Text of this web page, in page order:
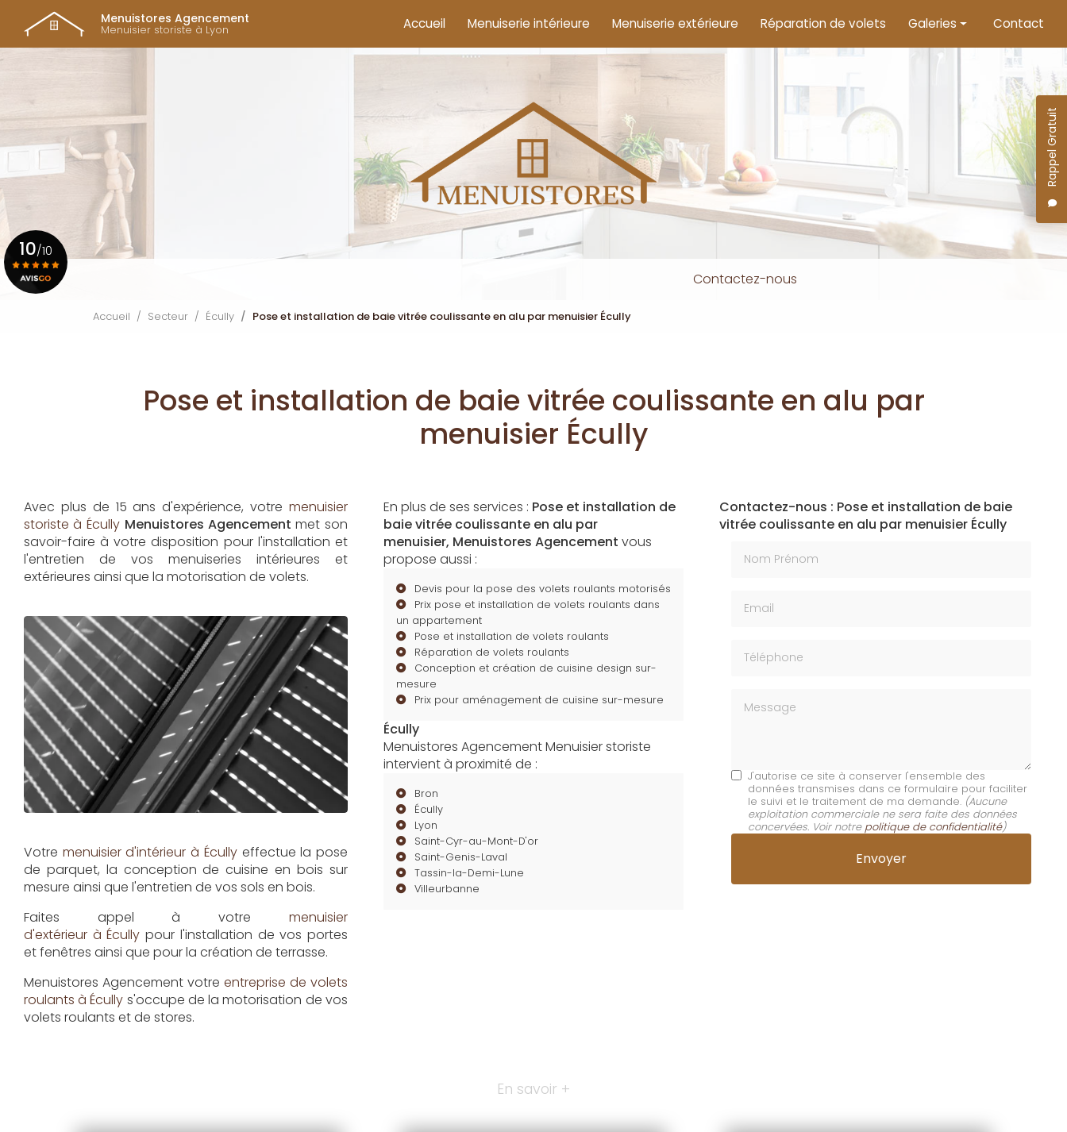
contenu
principal
Menuistores Agencement
Menuisier storiste à Lyon
Rappel Gratuit
Accueil Menuiserie intérieure Menuiserie extérieure Réparation de volets Galeries
Menuiserie extérieure
Motorisation de volets
Contact
Contactez-nous
10/10
Accueil Secteur Écully Pose et installation de baie vitrée coulissante en alu par menuisier Écully
Pose et installation de baie vitrée coulissante en alu par
menuisier Écully
Avec plus de 15 ans d'expérience, votre menuisier
storiste à Écully Menuistores Agencement met son
savoir-faire à votre disposition pour l'installation et
l'entretien de vos menuiseries intérieures et
extérieures ainsi que la motorisation de volets.
Votre menuisier d'intérieur à Écullyeffectue la pose
de parquet, la conception de cuisine en bois sur
mesure ainsi que l'entretien de vos sols en bois.
Faites appel à votre menuisier
d'extérieur à Écully pour l'installation de vos portes
et fenêtres ainsi que pour la création de terrasse.
Menuistores Agencement votre entreprise de volets
roulants à Écully s'occupe de la motorisation de vos
volets roulants et de stores.
En plus de ses services : Pose et installation de
baie vitrée coulissante en alu par
menuisier, Menuistores Agencement vous
propose aussi :
Devis pour la pose des volets roulants motorisés
Prix pose et installation de volets roulants dans
un appartement
Pose et installation de volets roulants
Réparation de volets roulants
Conception et création de cuisine design sur-
mesure
Prix pour aménagement de cuisine sur-mesure
Écully
Menuistores Agencement Menuisier storiste
intervient à proximité de :
Bron
Écully
Lyon
Saint-Cyr-au-Mont-D'or
Saint-Genis-Laval
Tassin-la-Demi-Lune
Villeurbanne
Contactez-nous : Pose et installation de baie
vitrée coulissante en alu par menuisier Écully
J'autorise ce site à conserver l'ensemble des
données transmises dans ce formulaire pour faciliter
le suivi et le traitement de ma demande. (Aucune
exploitation commerciale ne sera faite des données
concervées. Voir notre politique de confidentialité)
En savoir +